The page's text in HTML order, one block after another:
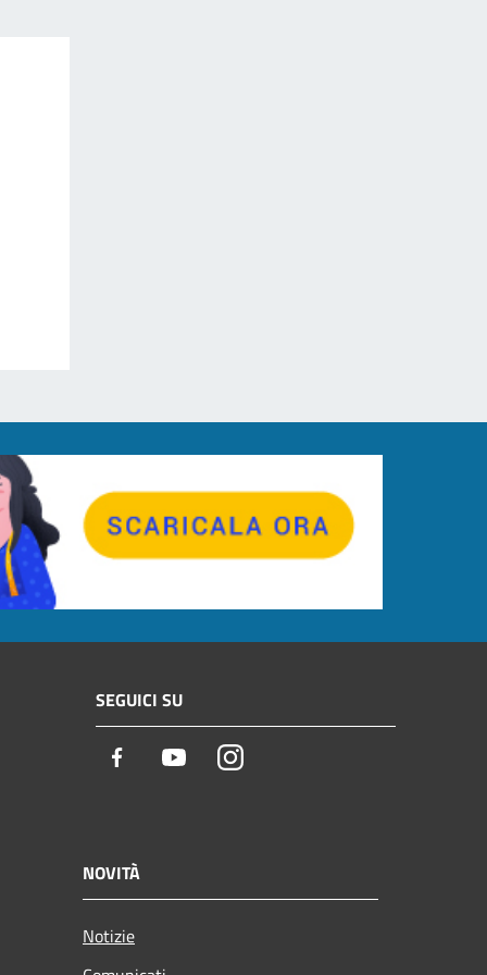
SEGUICI SU
Facebook YoutubeInstagram
NOVITÀ
Notizie